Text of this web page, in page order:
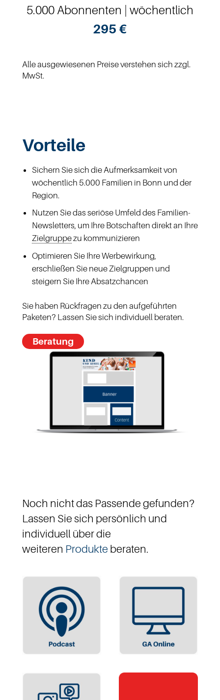
5.000 Abonnenten | wöchentlich
295 €
Alle ausgewiesenen Preise verstehen sich zzgl.
MwSt.
Vorteile
Sichern Sie sich die Aufmerksamkeit von
wöchentlich 5.000 Familien in Bonn und der
Region.
Nutzen Sie das seriöse Umfeld des Familien-
Newsletters, um Ihre Botschaften direkt an Ihre
Zielgruppezu kommunizieren
Optimieren Sie Ihre Werbewirkung,
erschließen Sie neue Zielgruppen und
steigern Sie Ihre Absatzchancen
Sie haben Rückfragen zu den aufgeführten
Paketen? Lassen Sie sich individuell beraten.
Beratung
Noch nicht das Passende gefunden?
Lassen Sie sich persönlich und
individuell über die
weiteren Produkte beraten.